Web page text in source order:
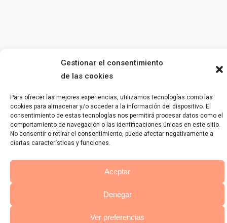
Gestionar el consentimiento
de las cookies
Para ofrecer las mejores experiencias, utilizamos tecnologías como las
cookies para almacenar y/o acceder a la información del dispositivo. El
consentimiento de estas tecnologías nos permitirá procesar datos como el
comportamiento de navegación o las identificaciones únicas en este sitio.
No consentir o retirar el consentimiento, puede afectar negativamente a
ciertas características y funciones.
Aceptar
Denegar
Ver preferencias